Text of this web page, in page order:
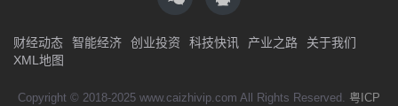
财经动态 智能经济 创业投资 科技快讯 产业之路
关于我们
XML地图
Copyright © 2018-2025 www.caizhivip.com All Rights Reserved. 粤ICP